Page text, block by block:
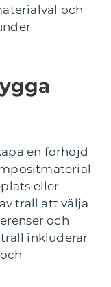
och
en förhöjd
eller
trall att välja
och
trall inkluderar